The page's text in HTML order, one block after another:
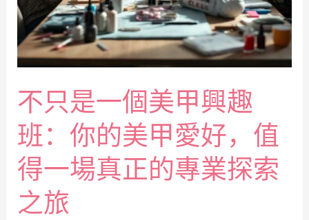
不只是一個美甲興趣
班：你的美甲愛好，值
得一場真正的專業探索
之旅